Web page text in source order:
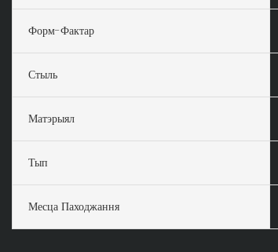
Форм-Фактар
Стыль
Матэрыял
Тып
Месца Паходжання